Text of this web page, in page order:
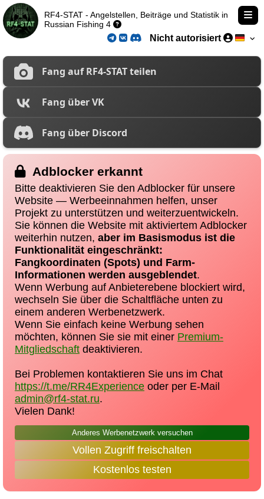
Nicht autorisiert
RF4-STAT - Angelstellen, Beiträge und Statistik in
Russian Fishing 4
Fang auf RF4-STAT teilen
Fang über VK
Fang über Discord
Adblocker erkannt
Bitte deaktivieren Sie den Adblocker für unsere
Website — Werbeeinnahmen helfen, unser
Projekt zu unterstützen und weiterzuentwickeln.
Sie können die Website mit aktiviertem Adblocker
weiterhin nutzen, aber im Basismodus ist die
Funktionalität eingeschränkt:
Fangkoordinaten (Spots) und Farm-
Informationen werden ausgeblendet.
Wenn Werbung auf Anbieterebene blockiert wird,
wechseln Sie über die Schaltfläche unten zu
einem anderen Werbenetzwerk.
Wenn Sie einfach keine Werbung sehen
möchten, können Sie sie mit einer Premium-
Mitgliedschaft deaktivieren.
Bei Problemen kontaktieren Sie uns im Chat
https://t.me/RR4Experience oder per E-Mail
admin@rf4-stat.ru.
Vielen Dank!
Anderes Werbenetzwerk versuchen
Vollen Zugriff freischalten
Kostenlos testen